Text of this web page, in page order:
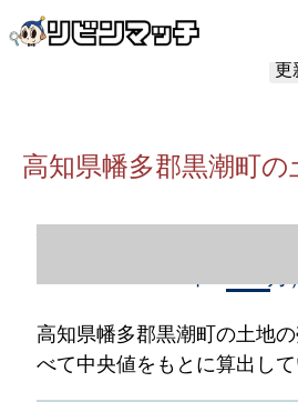
更
高知県幡多郡黒潮町
高知県幡多郡黒潮町の土地
べて中央値をもとに算出して